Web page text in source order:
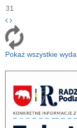
31
Pokaż wszystkie